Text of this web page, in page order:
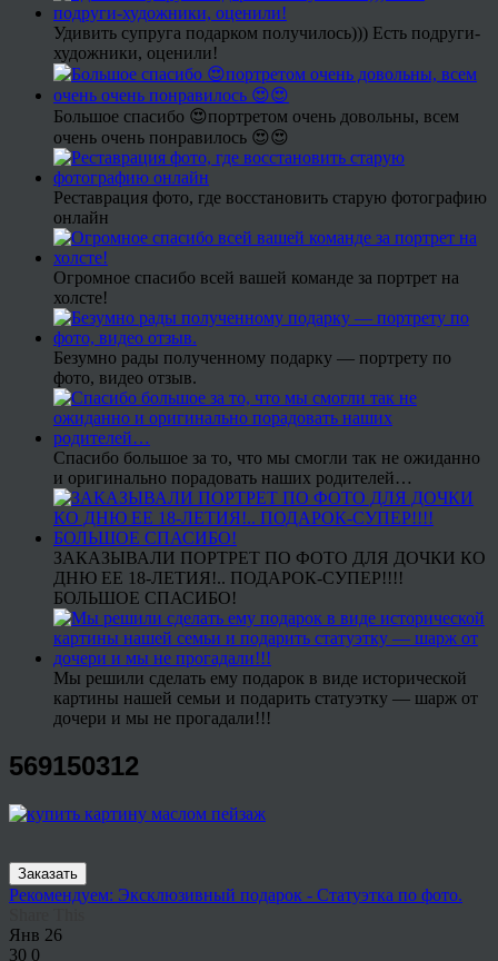
Удивить супруга подарком получилось))) Есть подруги-
художники, оценили!
Большое спасибо 😍портретом очень довольны, всем
очень очень понравилось 😍😍
Реставрация фото, где восстановить старую фотографию
онлайн
Огромное спасибо всей вашей команде за портрет на
холсте!
Безумно рады полученному подарку — портрету по
фото, видео отзыв.
Спасибо большое за то, что мы смогли так не ожиданно
и оригинально порадовать наших родителей…
ЗАКАЗЫВАЛИ ПОРТРЕТ ПО ФОТО ДЛЯ ДОЧКИ КО
ДНЮ ЕЕ 18-ЛЕТИЯ!.. ПОДАРОК-СУПЕР!!!!
БОЛЬШОЕ СПАСИБО!
Мы решили сделать ему подарок в виде исторической
картины нашей семьи и подарить статуэтку — шарж от
дочери и мы не прогадали!!!
569150312
Заказать
Рекомендуем: Эксклюзивный подарок - Статуэтка по фото.
Янв 26
30 0